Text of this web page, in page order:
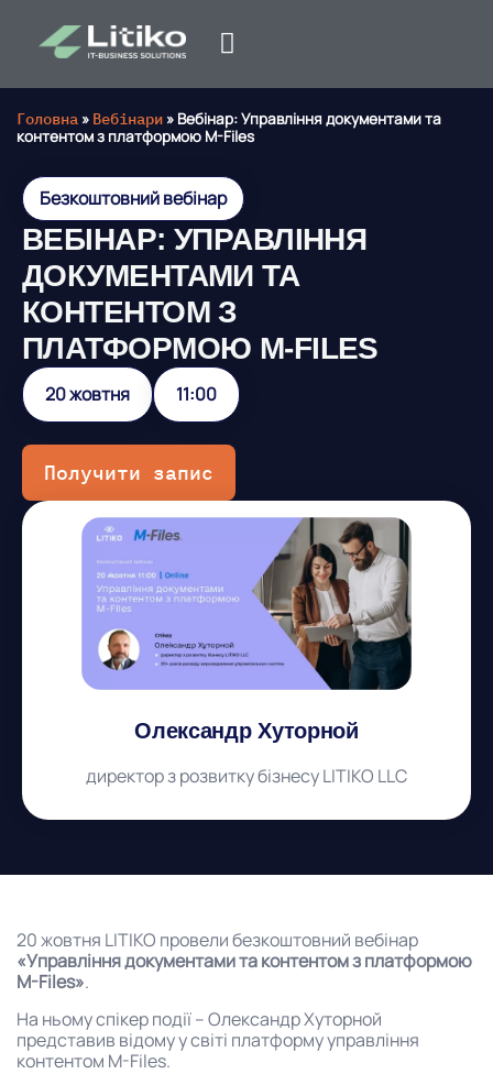
Головна » Вебінари » Вебінар: Управління документами та
контентом з платформою M-Files
Безкоштовний вебінар
ВЕБІНАР: УПРАВЛІННЯ
ДОКУМЕНТАМИ ТА
КОНТЕНТОМ З
ПЛАТФОРМОЮ M-FILES
20 жовтня 11:00
Получити запис
Олександр Хуторной
директор з розвитку бізнесу LITIKO LLC
20 жовтня LITIKO провели безкоштовний вебінар
«Управління документами та контентом з платформою
M-Files».
На ньому спікер події – Олександр Хуторной
представив відому у світі платформу управління
контентом M-Files.